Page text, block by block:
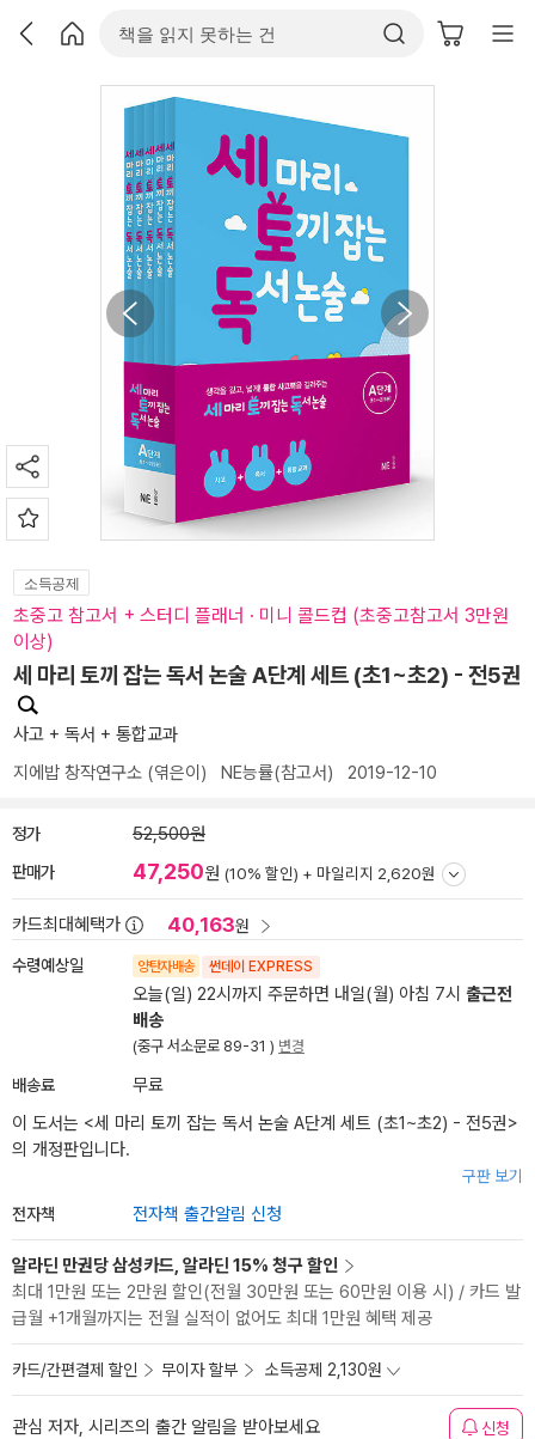
소득공제
초중고 참고서 + 스터디 플래너 · 미니 콜드컵 (초중고참고서 3만원
이상)
세 마리 토끼 잡는 독서 논술 A단계 세트 (초1~초2) - 전5권
사고 + 독서 + 통합교과
지에밥 창작연구소 (엮은이) NE능률(참고서) 2019-12-10
정가 52,500원
판매가 47,250원 (10% 할인) + 마일리지 2,620원
카드최대혜택가 40,163원
수령예상일 양탄자배송 썬데이 EXPRESS
오늘(일) 22시까지 주문하면 내일(월) 아침 7시 출근전
배송
(중구 서소문로 89-31 ) 변경
배송료
무료
이 도서는 <세 마리 토끼 잡는 독서 논술 A단계 세트 (초1~초2) - 전5권>
의 개정판입니다.
구판 보기
전자책 전자책 출간알림 신청
알라딘 만권당 삼성카드, 알라딘 15% 청구 할인
최대 1만원 또는 2만원 할인(전월 30만원 또는 60만원 이용 시) / 카드 발
급월 +1개월까지는 전월 실적이 없어도 최대 1만원 혜택 제공
카드/간편결제 할인 무이자 할부 소득공제 2,130원
관심 저자, 시리즈의 출간 알림을 받아보세요 신청